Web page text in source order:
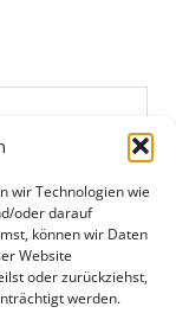
wir Technologien wie
oder darauf
können wir Daten
Website
oder zurückziehst,
werden.